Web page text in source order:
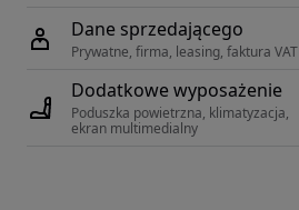
Dane sprzedającego
Prywatne, firma, leasing, faktura VAT
Dodatkowe wyposażenie
Poduszka powietrzna, klimatyzacja,
ekran multimedialny